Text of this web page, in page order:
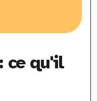
ce qu'il